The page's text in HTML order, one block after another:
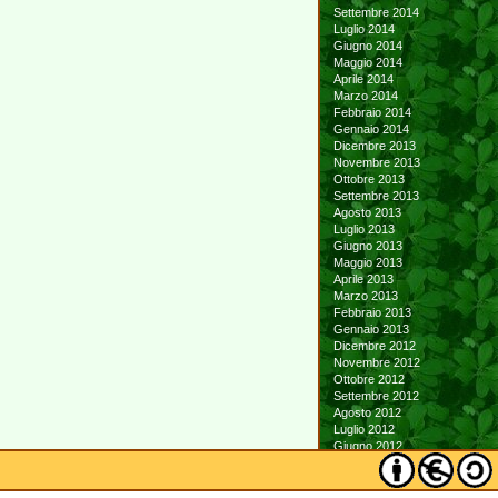
Settembre 2014
Luglio 2014
Giugno 2014
Maggio 2014
Aprile 2014
Marzo 2014
Febbraio 2014
Gennaio 2014
Dicembre 2013
Novembre 2013
Ottobre 2013
Settembre 2013
Agosto 2013
Luglio 2013
Giugno 2013
Maggio 2013
Aprile 2013
Marzo 2013
Febbraio 2013
Gennaio 2013
Dicembre 2012
Novembre 2012
Ottobre 2012
Settembre 2012
Agosto 2012
Luglio 2012
Giugno 2012
Maggio 2012
Aprile 2012